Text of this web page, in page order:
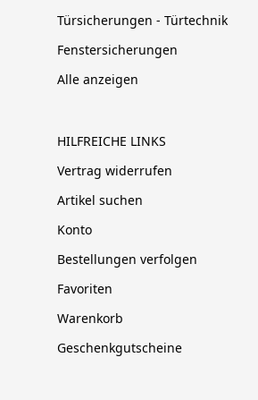
Türsicherungen - Türtechnik
Fenstersicherungen
Alle anzeigen
HILFREICHE LINKS
Vertrag widerrufen
Artikel suchen
Konto
Bestellungen verfolgen
Favoriten
Warenkorb
Geschenkgutscheine